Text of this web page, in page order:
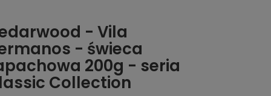
- Vila
- świeca
200g - seria
Collection